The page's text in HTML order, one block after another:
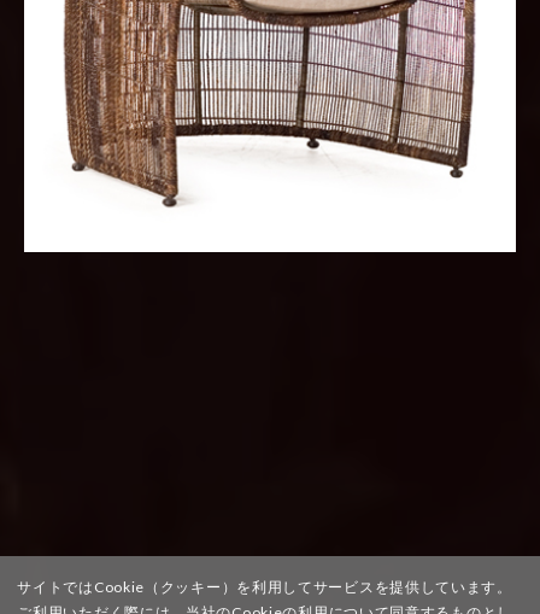
サイトではCookie（クッキー）を利用してサービスを提供しています。